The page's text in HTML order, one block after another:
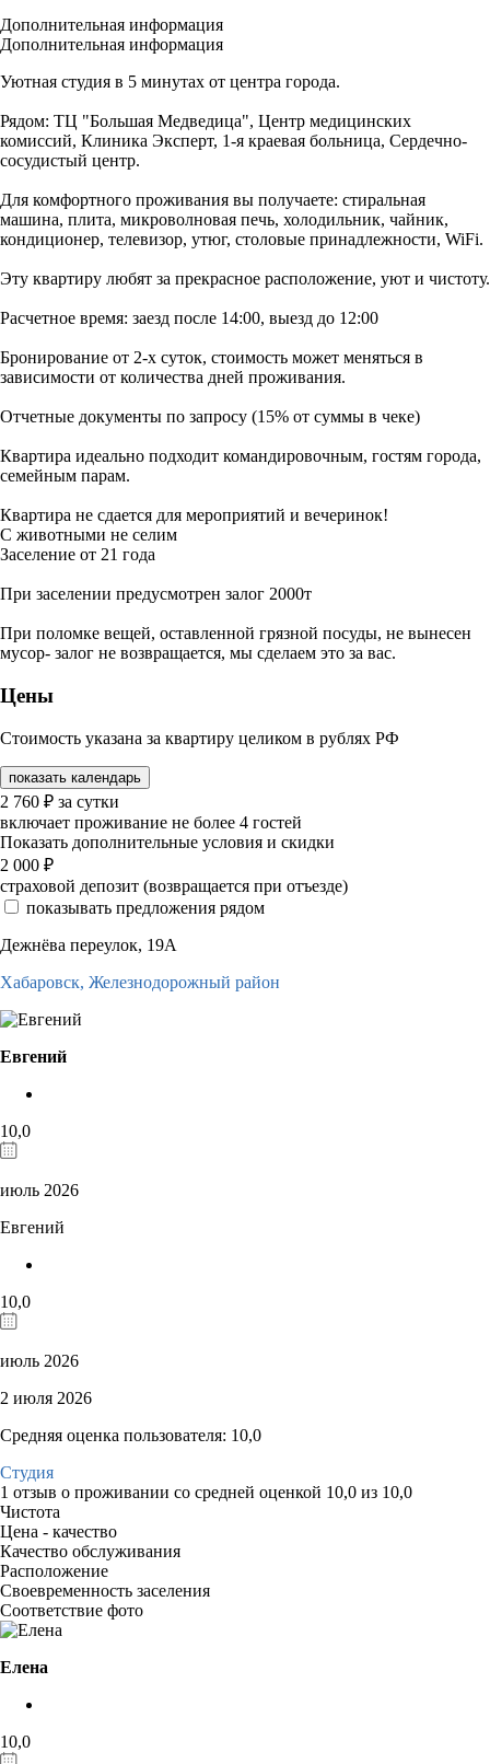
Дополнительная информация
Дополнительная информация
Уютная студия в 5 минутах от центра города.
Рядом: ТЦ "Большая Медведица", Центр медицинских
комиссий, Клиника Эксперт, 1-я краевая больница, Сердечно-
сосудистый центр.
Для комфортного проживания вы получаете: стиральная
машина, плита, микроволновая печь, холодильник, чайник,
кондиционер, телевизор, утюг, столовые принадлежности, WiFi.
Эту квартиру любят за прекрасное расположение, уют и чистоту.
Расчетное время: заезд после 14:00, выезд до 12:00
Бронирование от 2-х суток, стоимость может меняться в
зависимости от количества дней проживания.
Отчетные документы по запросу (15% от суммы в чеке)
Квартира идеально подходит командировочным, гостям города,
семейным парам.
Квартира не сдается для мероприятий и вечеринок!
С животными не селим
Заселение от 21 года
При заселении предусмотрен залог 2000т
При поломке вещей, оставленной грязной посуды, не вынесен
мусор- залог не возвращается, мы сделаем это за вас.
Цены
Стоимость указана за квартиру целиком в рублях РФ
показать календарь
2 760 ₽ за сутки
включает проживание не более 4 гостей
Показать дополнительные условия и скидки
2 000 ₽
страховой депозит (возвращается при отъезде)
показывать предложения рядом
Дежнёва переулок, 19А
Хабаровск, Железнодорожный район
Евгений
10,0
июль 2026
Евгений
10,0
июль 2026
2 июля 2026
Средняя оценка пользователя: 10,0
Студия
1 отзыв о проживании со средней оценкой 10,0 из 10,0
Чистота
Цена - качество
Качество обслуживания
Расположение
Своевременность заселения
Соответствие фото
Елена
10,0